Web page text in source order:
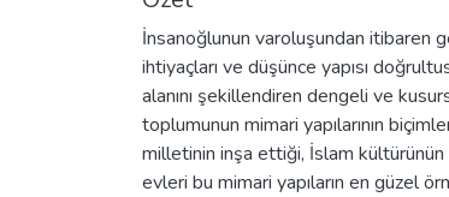
İnsanoğlunun varoluşundan itibaren
ihtiyaçları ve düşünce yapısı
alanını şekillendiren dengeli ve
toplumunun mimari yapılarının
milletinin inşa ettiği, İslam
evleri bu mimari yapıların en güzel